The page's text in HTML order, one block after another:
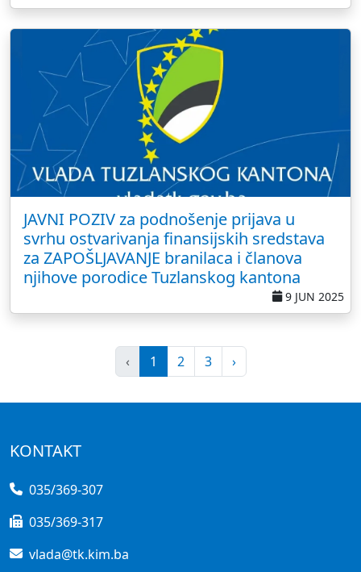
JAVNI POZIV za podnošenje prijava u
svrhu ostvarivanja finansijskih sredstava
za ZAPOŠLJAVANJE branilaca i članova
njihove porodice Tuzlanskog kantona
9 JUN 2025
‹ 1 2 3 ›
KONTAKT
035/369-307
035/369-317
vlada@tk.kim.ba